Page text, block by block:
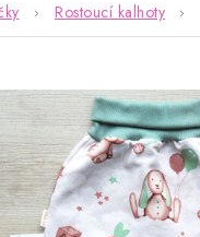
Rostoucí kalhoty